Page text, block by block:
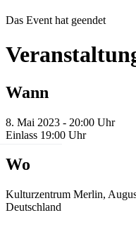
Das Event hat geendet
Wann
8. Mai 2023 - 20:00 Uhr
Einlass 19:00 Uhr
Wo
Kulturzentrum Merlin,
Deutschland